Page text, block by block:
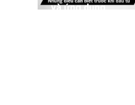
và ứng dụng